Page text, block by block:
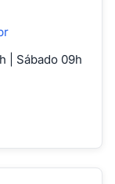
| Sábado 09h